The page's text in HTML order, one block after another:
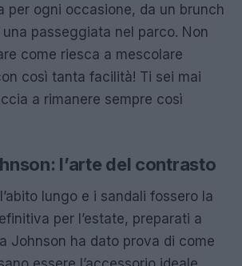
per ogni occasione, da un brunch
passeggiata nel parco. Non
come riesca a mescolare
così tanta facilità! Ti sei mai
a rimanere sempre così
l’arte del contrasto
lungo e i sandali fossero la
per l’estate, preparati a
Johnson ha dato prova di come